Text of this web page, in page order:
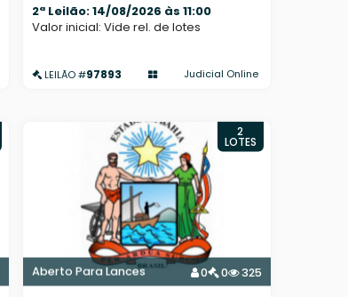
2ª Leilão: 14/08/2026 às 11:00
Valor inicial: Vide rel. de lotes
LEILÃO #97893 Judicial Online
Aberto Para Lances 0 0 325
2
LOTES